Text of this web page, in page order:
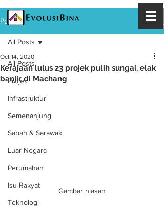
Post
All Posts
Projek
Infrastruktur
Semenanjung
Sabah & Sarawak
Luar Negara
Perumahan
Isu Rakyat
Teknologi
All Posts
Kerajaan lulus 23 projek pulih sungai, elak
banjir di Machang
Oct 14, 2020
Gambar hiasan